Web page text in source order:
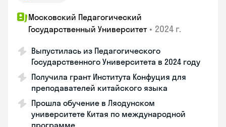
Московский Педагогический
Государственный Университет • 2024 г.
Выпустилась из Педагогического
Государственного Университета в 2024 году
Получила грант Института Конфуция для
преподавателей китайского языка
Прошла обучение в Ляодунском
университете Китая по международной
программе